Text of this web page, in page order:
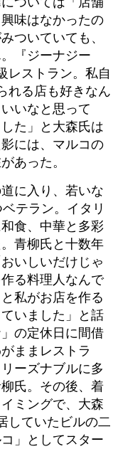
味はなかったの
ついていても、
『ジーナジー
レストラン。私自
れる店も好きなん
いなと思って
た」と大森氏は
には、マルコの
あった。
に入り、若いな
テラン。イタリ
食、中華と多彩
青柳氏と十数年
いしいだけじゃ
る料理人なんで
私がお店を作る
いました」と話
の定休日に間借
ままレストラ
ーズナブルに多
氏。その後、着
ミングで、大森
していたビルの二
」としてスター